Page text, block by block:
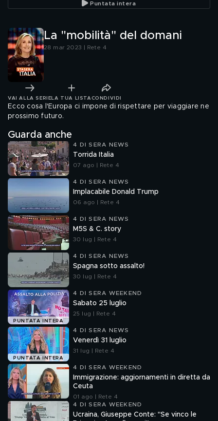
Puntata intera
La "mobilità" del domani
28 mar 2023 | Rete 4
VAI ALLA SERIE LA TUA LISTA CONDIVIDI
Ecco cosa l'Europa ci impone di rispettare per viaggiare ne
prossimo futuro.
Guarda anche
4 DI SERA NEWS
Torrida Italia
07 ago | Rete 4
4 DI SERA NEWS
Implacabile Donald Trump
06 ago | Rete 4
4 DI SERA NEWS
M5S & C. story
30 lug | Rete 4
4 DI SERA NEWS
Spagna sotto assalto!
30 lug | Rete 4
PUNTATA INTERA
4 DI SERA WEEKEND
Sabato 25 luglio
25 lug | Rete 4
PUNTATA INTERA
4 DI SERA NEWS
Venerdì 31 luglio
31 lug | Rete 4
4 DI SERA WEEKEND
Immigrazione: aggiornamenti in diretta da
Ceuta
01 ago | Rete 4
4 DI SERA WEEKEND
Ucraina, Giuseppe Conte: "Se vinco le